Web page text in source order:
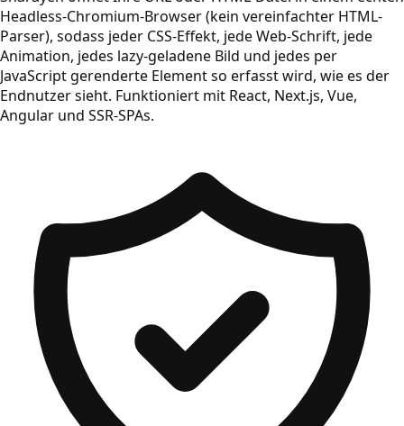
Headless-Chromium-Browser (kein vereinfachter HTML-
Parser), sodass jeder CSS-Effekt, jede Web-Schrift, jede
Animation, jedes lazy-geladene Bild und jedes per
JavaScript gerenderte Element so erfasst wird, wie es der
Endnutzer sieht. Funktioniert mit React, Next.js, Vue,
Angular und SSR-SPAs.